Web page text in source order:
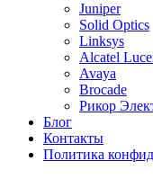
Juniper
Solid Optics
Linksys
Alcatel
Avaya
Brocade
Рикор
Блог
Контакты
Политика